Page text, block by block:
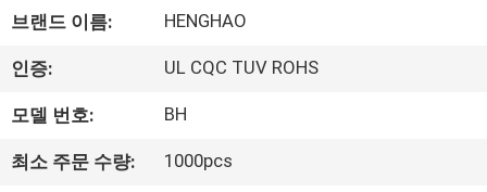
개
브랜드 이름: HENGHAO
인증: UL CQC TUV ROHS
모델 번호: BH
최소 주문 수량: 1000pcs